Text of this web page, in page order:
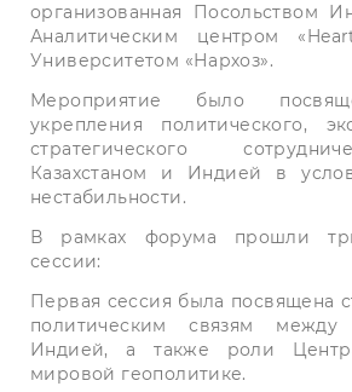
организованная Посольством
Аналитическим центром
Университетом «Нархоз».
Мероприятие было
укрепления политического,
стратегического
Казахстаном и Индией в
нестабильности.
В рамках форума прошли
сессии:
Первая сессия была посвящена
политическим связям между
Индией, а также роли
мировой геополитике.